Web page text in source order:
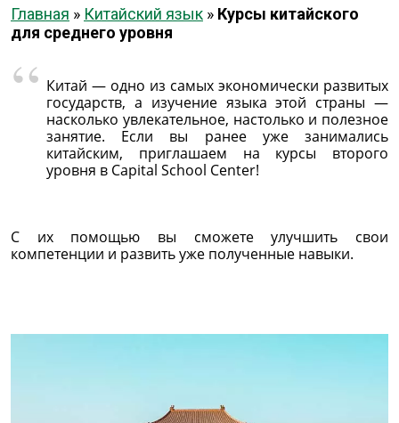
Главная » Китайский язык » Курсы китайского
для среднего уровня
Китай — одно из самых экономически развитых
государств, а изучение языка этой страны —
насколько увлекательное, настолько и полезное
занятие. Если вы ранее уже занимались
китайским, приглашаем на курсы второго
уровня в Capital School Center!
С их помощью вы сможете улучшить свои
компетенции и развить уже полученные навыки.